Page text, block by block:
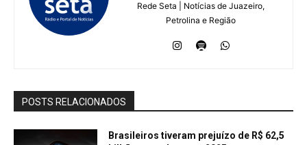
Rede Seta | Notícias de Juazeiro,
Petrolina e Região
POSTS RELACIONADOS
Brasileiros tiveram prejuízo de R$ 62,5